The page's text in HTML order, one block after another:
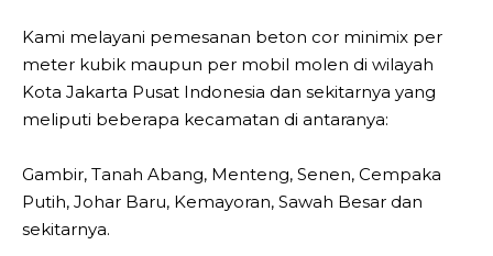
Kami melayani pemesanan beton cor minimix per
meter kubik maupun per mobil molen di wilayah
Kota Jakarta Pusat Indonesia dan sekitarnya yang
meliputi beberapa kecamatan di antaranya:
Gambir, Tanah Abang, Menteng, Senen, Cempaka
Putih, Johar Baru, Kemayoran, Sawah Besar dan
sekitarnya.